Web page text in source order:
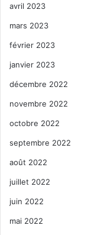
avril 2023
mars 2023
février 2023
janvier 2023
décembre 2022
novembre 2022
octobre 2022
septembre 2022
août 2022
juillet 2022
juin 2022
mai 2022